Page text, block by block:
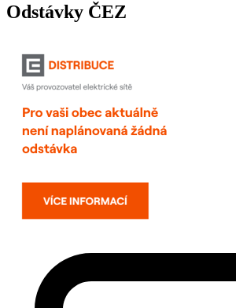
Odstávky ČEZ